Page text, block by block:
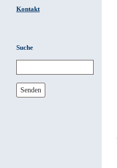
Kontakt
Suche
Senden